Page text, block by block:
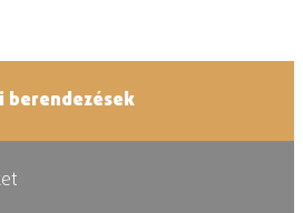
berendezések